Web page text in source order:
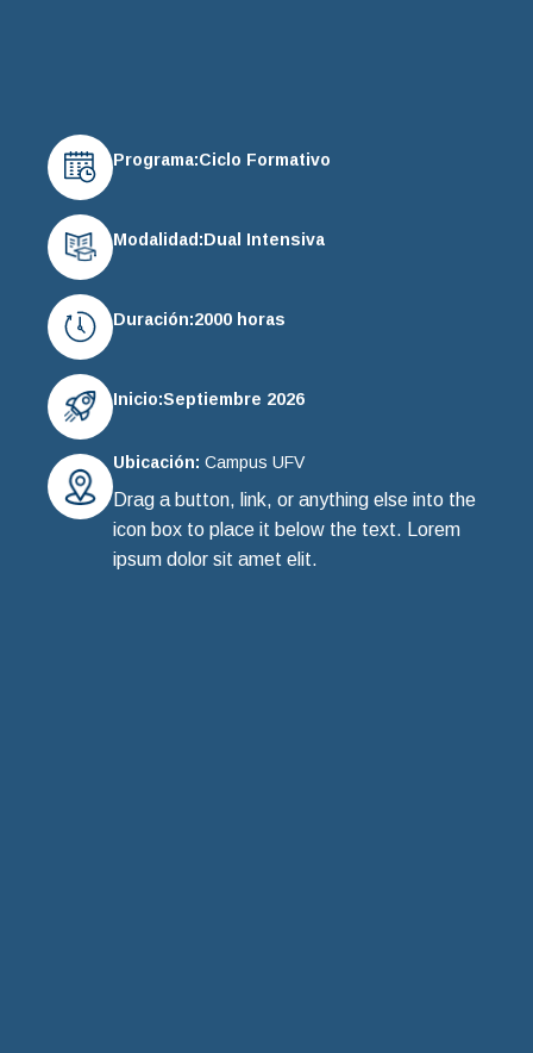
Programa:Ciclo Formativo
Modalidad:Dual Intensiva
Duración:2000 horas
Inicio:Septiembre 2026
Ubicación: Campus UFV
Drag a button, link, or anything else into the
icon box to place it below the text. Lorem
ipsum dolor sit amet elit.